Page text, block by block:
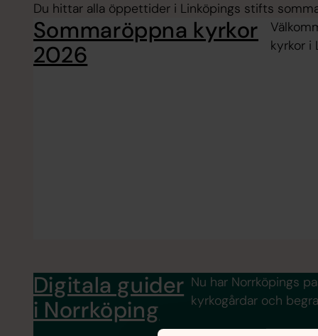
Du hittar alla öppettider i Linköpings stifts
Sommaröppna kyrkor
2026
kyrkor i
Digitala guider
i Norrköping
Nu har Norrköpings
kyrkogårdar och